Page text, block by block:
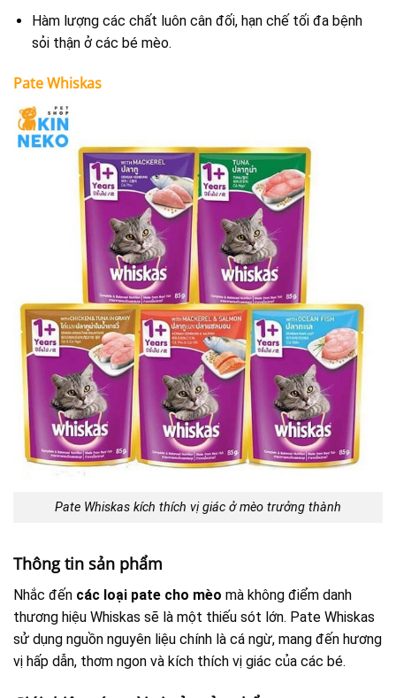
Hàm lượng các chất luôn cân đối, hạn chế tối đa bệnh
sỏi thận ở các bé mèo.
Pate Whiskas
Pate Whiskas kích thích vị giác ở mèo trưởng thành
Thông tin sản phẩm
Nhắc đến các loại pate cho mèo mà không điểm danh
thương hiệu Whiskas sẽ là một thiếu sót lớn. Pate Whiskas
sử dụng nguồn nguyên liệu chính là cá ngừ, mang đến hương
vị hấp dẫn, thơm ngon và kích thích vị giác của các bé.